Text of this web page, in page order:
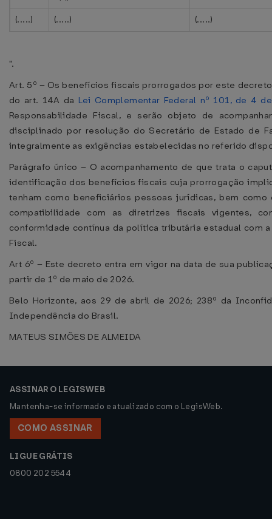
(.....)
(.....) (.....)
".
Art. 5º – Os benefícios fiscais prorrogados por este
do art. 14A da Lei Complementar Federal nº 101, de 4
Responsabilidade Fiscal, e serão objeto de
disciplinado por resolução do Secretário de Estado de
integralmente as exigências estabelecidas no referido
Parágrafo único – O acompanhamento de que trata o
identificação dos benefícios fiscais cuja prorrogação
tenham como beneficiários pessoas jurídicas, bem
compatibilidade com as diretrizes fiscais vigentes,
conformidade contínua da política tributária estadual com
Fiscal.
Art 6º – Este decreto entra em vigor na data de sua
partir de 1º de maio de 2026.
Belo Horizonte, aos 29 de abril de 2026; 238º da
Independência do Brasil.
MATEUS SIMÕES DE ALMEIDA
ASSINAR O LEGISWEB
Mantenha-se informado e atualizado com o LegisWeb.
COMO ASSINAR
LIGUE GRÁTIS
0800 202 5544